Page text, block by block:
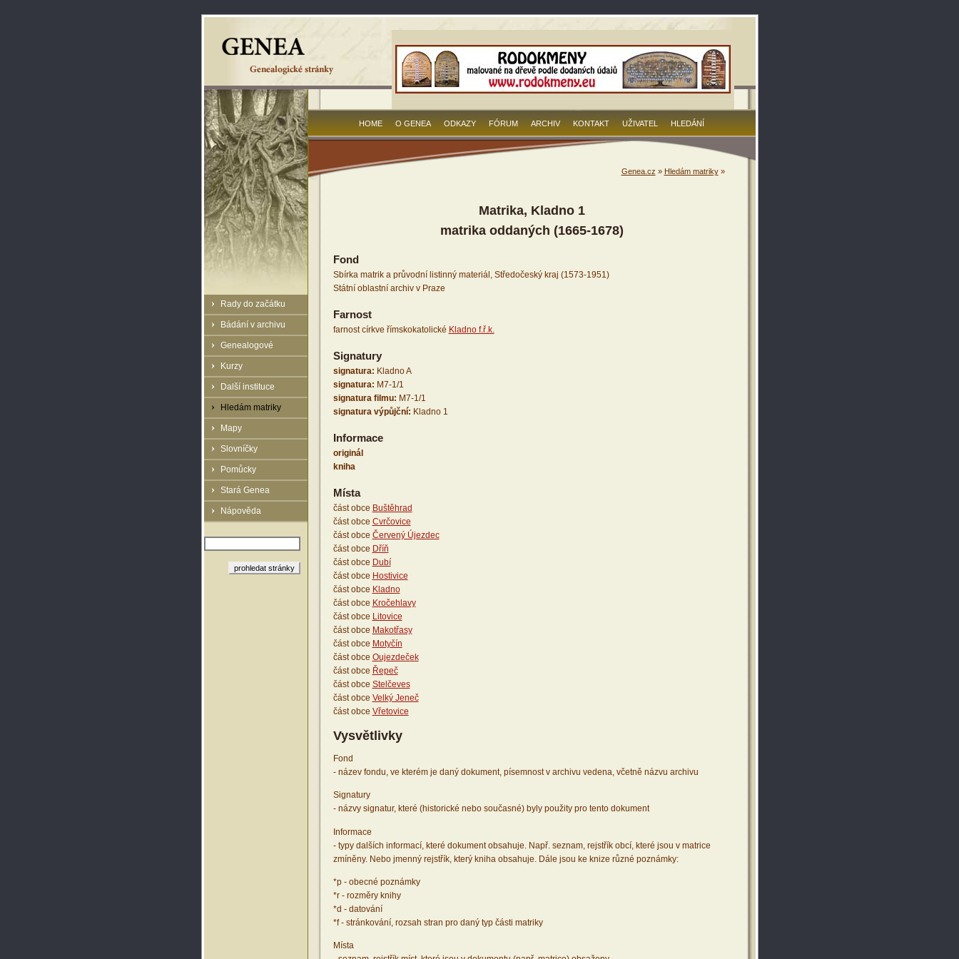
Rady do začátku
Bádání v archivu
Genealogové
Kurzy
Další instituce
Hledám matriky
Mapy
Slovníčky
Pomůcky
Stará Genea
Nápověda
HOME O GENEA ODKAZY FÓRUM ARCHIV KONTAKT UŽIVATEL HLEDÁNÍ
Genea.cz » Hledám matriky»
Matrika, Kladno 1
matrika oddaných (1665-1678)
Fond
Sbírka matrik a průvodní listinný materiál, Středočeský kraj (1573-1951)
Státní oblastní archiv v Praze
Farnost
farnost církve římskokatolické Kladno f.ř.k.
Signatury
signatura: Kladno A
signatura: M7-1/1
signatura filmu: M7-1/1
signatura výpůjční: Kladno 1
Informace
originál
kniha
Místa
část obce Buštěhrad
část obce Cvrčovice
část obce Červený Újezdec
část obce Dříň
část obce Dubí
část obce Hostivice
část obce Kladno
část obce Kročehlavy
část obce Litovice
část obce Makotřasy
část obce Motyčín
část obce Oujezdeček
část obce Řepeč
část obce Stelčeves
část obce Velký Jeneč
část obce Vřetovice
Vysvětlivky
Fond
- název fondu, ve kterém je daný dokument, písemnost v archivu vedena, včetně názvu archivu
Signatury
- názvy signatur, které (historické nebo současné) byly použity pro tento dokument
Informace
- typy dalších informací, které dokument obsahuje. Např. seznam, rejstřík obcí, které jsou v matrice
zmíněny. Nebo jmenný rejstřík, který kniha obsahuje. Dále jsou ke knize různé poznámky:
*p - obecné poznámky
*r - rozměry knihy
*d - datování
*f - stránkování, rozsah stran pro daný typ části matriky
Místa